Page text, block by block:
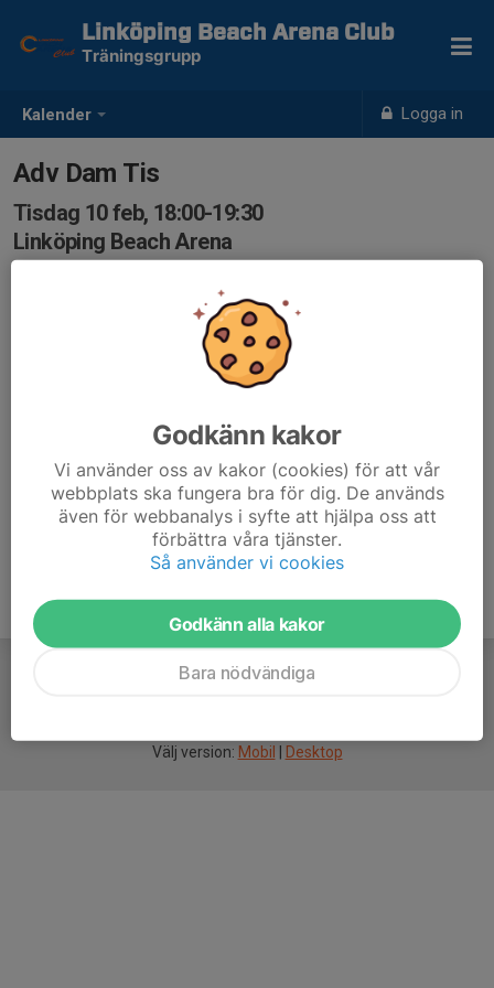
Kalender Logga in
Linköping Beach Arena Club
Träningsgrupp
Adv Dam Tis
Tisdag 10 feb, 18:00-19:30
Linköping Beach Arena
Välj version: Mobil Desktop
Godkänn kakor
Vi använder oss av kakor (cookies) för att vår
webbplats ska fungera bra för dig. De används
även för webbanalys i syfte att hjälpa oss att
förbättra våra tjänster.
Så använder vi cookies
Godkänn alla kakor
Bara nödvändiga